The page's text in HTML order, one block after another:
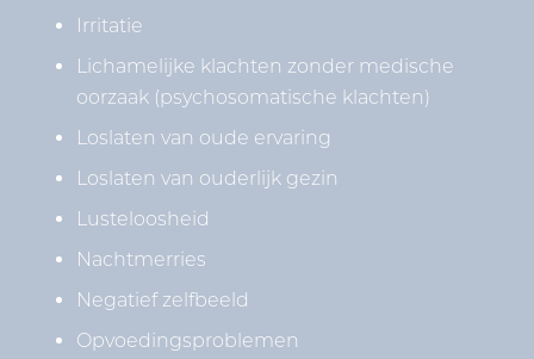
Irritatie
Lichamelijke klachten zonder medische
oorzaak (psychosomatische klachten)
Loslaten van oude ervaring
Loslaten van ouderlijk gezin
Lusteloosheid
Nachtmerries
Negatief zelfbeeld
Opvoedingsproblemen